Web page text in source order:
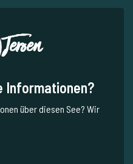
Jeroen
Informationen?
über diesen See? Wir